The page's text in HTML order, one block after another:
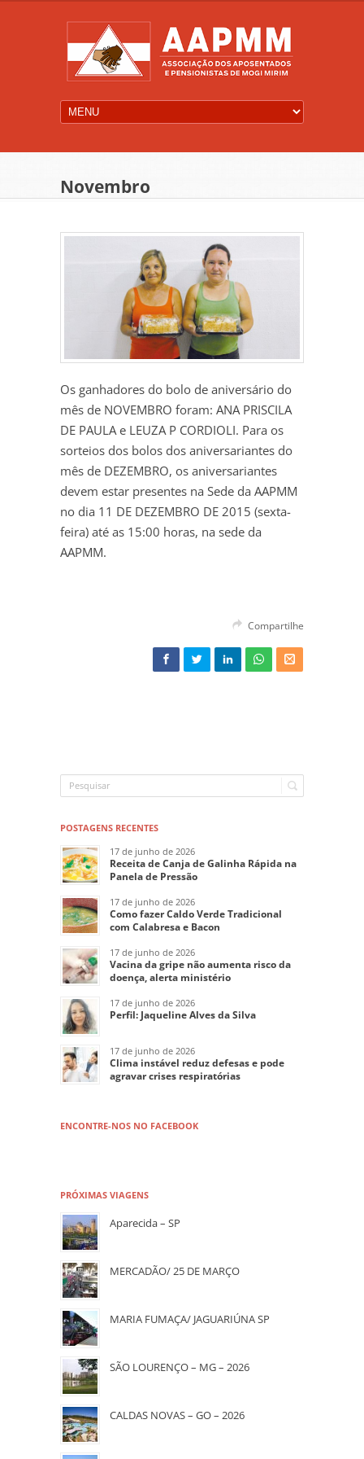
Novembro
Os ganhadores do bolo de aniversário do
mês de NOVEMBRO foram: ANA PRISCILA
DE PAULA e LEUZA P CORDIOLI. Para os
sorteios dos bolos dos aniversariantes do
mês de DEZEMBRO, os aniversariantes
devem estar presentes na Sede da AAPMM
no dia 11 DE DEZEMBRO DE 2015 (sexta-
feira) até as 15:00 horas, na sede da
AAPMM.
Compartilhe
POSTAGENS RECENTES
17 de junho de 2026
Receita de Canja de Galinha Rápida na
Panela de Pressão
17 de junho de 2026
Como fazer Caldo Verde Tradicional
com Calabresa e Bacon
17 de junho de 2026
Vacina da gripe não aumenta risco da
doença, alerta ministério
17 de junho de 2026
Perfil: Jaqueline Alves da Silva
17 de junho de 2026
Clima instável reduz defesas e pode
agravar crises respiratórias
ENCONTRE-NOS NO FACEBOOK
PRÓXIMAS VIAGENS
Aparecida – SP
MERCADÃO/ 25 DE MARÇO
MARIA FUMAÇA/ JAGUARIÚNA SP
SÃO LOURENÇO – MG – 2026
CALDAS NOVAS – GO – 2026